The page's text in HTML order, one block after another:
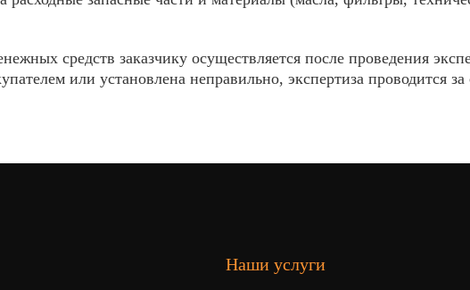
средств заказчику осуществляется после проведения
или установлена неправильно, экспертиза проводится за
Наши услуги